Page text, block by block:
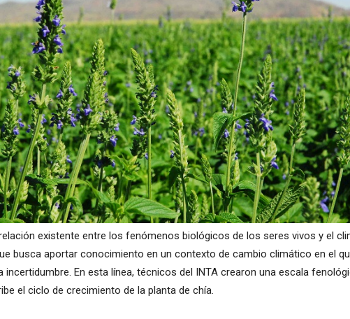
existente entre los fenómenos biológicos de los seres vivos y el
busca aportar conocimiento en un contexto de cambio climático en el
incertidumbre. En esta línea, técnicos del INTA crearon una escala
el ciclo de crecimiento de la planta de chía.